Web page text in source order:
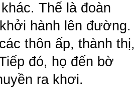
Thế là đoàn
hành lên đường.
thôn ấp, thành thị,
đó, họ đến bờ
ra khơi.